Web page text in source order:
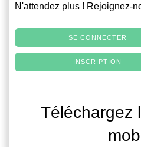
N'attendez plus ! Rejoignez-
SE CONNECTER
INSCRIPTION
Téléchargez